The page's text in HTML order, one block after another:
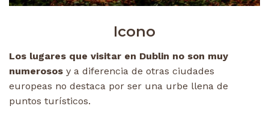
Icono
Los lugares que visitar en Dublin no son muy
numerosos y a diferencia de otras ciudades
europeas no destaca por ser una urbe llena de
puntos turísticos.